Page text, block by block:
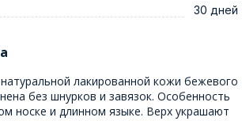
30 дней
лакированной кожи бежевого
без шнурков и завязок. Особенность
носке и длинном языке. Верх украшают